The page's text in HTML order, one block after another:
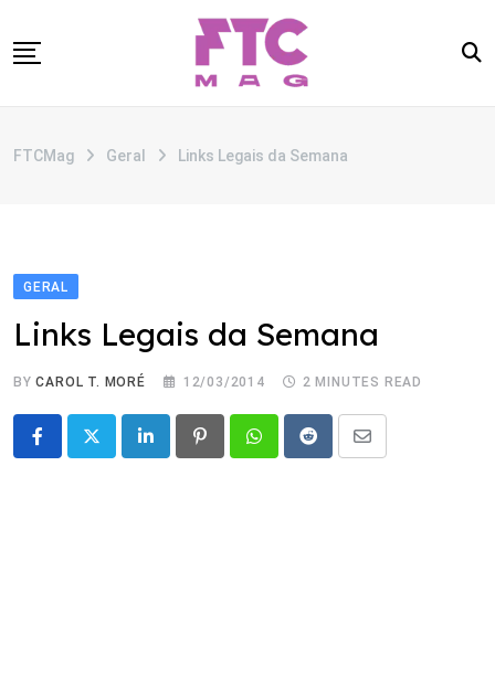
to
CATEGORIAS
FTCMag Geral Links Legais da Semana
GERAL
Links Legais da Semana
BYCAROL T. MORÉ 12/03/2014 2 MINUTES READ
LinkedIn PinterestWhatsappRedditShare